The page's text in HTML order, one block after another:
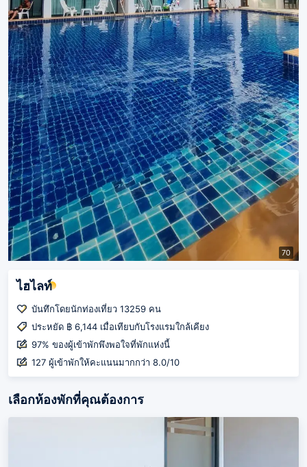
70
ไฮไลท์
บันทึกโดยนักท่องเที่ยว 13259 คน
ประหยัด ฿ 6,144 เมื่อเทียบกับโรงแรมใกล้เคียง
97% ของผู้เข้าพักพึงพอใจที่พักแห่งนี้
127 ผู้เข้าพักให้คะแนนมากกว่า 8.0/10
เลือกห้องพักที่คุณต้องการ